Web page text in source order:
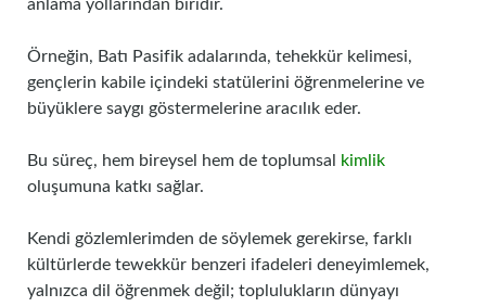
anlama yollarından biridir.
Örneğin, Batı Pasifik adalarında, tehekkür kelimesi,
gençlerin kabile içindeki statülerini öğrenmelerine ve
büyüklere saygı göstermelerine aracılık eder.
Bu süreç, hem bireysel hem de toplumsal
kimlik
oluşumuna katkı sağlar.
Kendi gözlemlerimden de söylemek gerekirse, farklı
kültürlerde tewekkür benzeri ifadeleri deneyimlemek,
yalnızca dil öğrenmek değil; toplulukların dünyayı